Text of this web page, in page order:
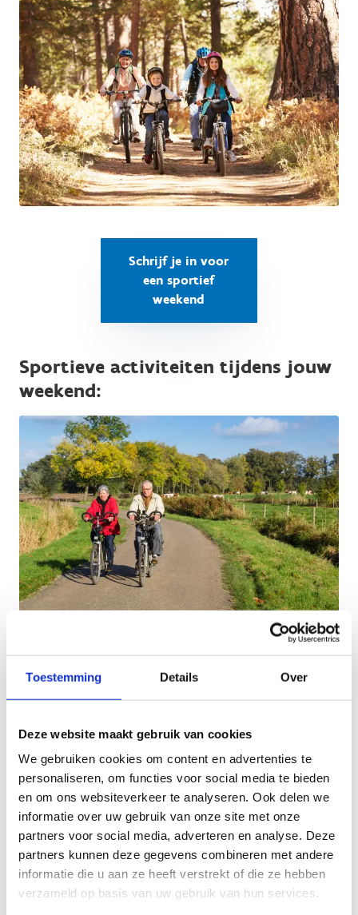
Toestemming Details Over
Deze website maakt gebruik van cookies
We gebruiken cookies om content en advertenties te
personaliseren, om functies voor social media te bieden
en om ons websiteverkeer te analyseren. Ook delen we
informatie over uw gebruik van onze site met onze
partners voor social media, adverteren en analyse. Deze
partners kunnen deze gegevens combineren met andere
informatie die u aan ze heeft verstrekt of die ze hebben
verzameld op basis van uw gebruik van hun services.
Schrijf je in voor
een sportief
weekend
Sportieve activiteiten tijdens jouw
weekend:
Fietstochten
stippelen, waarbij boeiende en verrassende
tussenstops voor het grijpen liggen. Thematische
fietstochten met accent op natuur of op het
oorlogsverleden van de streek? Aan jou de keuze.
Ook de kust ligt op fietsafstand en bereik je via
veilige en verkeersluwe wegen.
Voor het uitstippelen van fietstrajecten zijn de
kaarten “fietsnetwerk Noord” (richting Oostende,
Nieuwpoort, Veurne, …) en “fietsnetwerk Zuid”